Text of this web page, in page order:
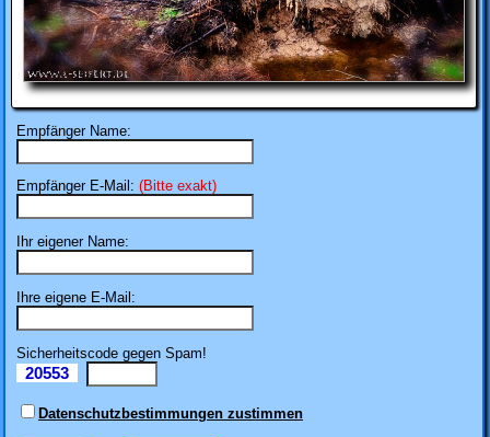
Empfänger Name:
Empfänger E-Mail: (Bitte exakt)
Ihr eigener Name:
Ihre eigene E-Mail:
Sicherheitscode gegen Spam!
20553
Datenschutzbestimmungen zustimmen